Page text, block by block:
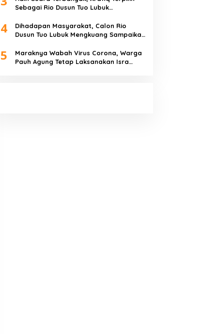
Sebagai Rio Dusun Tuo Lubuk
4
Dihadapan Masyarakat, Calon Rio
Dusun Tuo Lubuk Mengkuang Sampaikan
5
Maraknya Wabah Virus Corona, Warga
Pauh Agung Tetap Laksanakan Isra